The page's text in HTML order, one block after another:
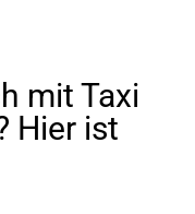
mit Taxi
Hier ist